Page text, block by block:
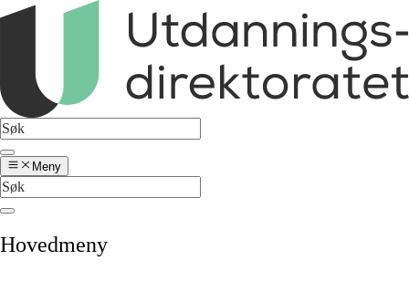
Meny
Hovedmeny